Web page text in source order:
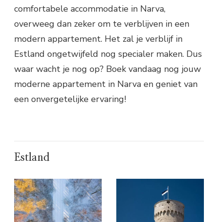
comfortabele accommodatie in Narva,
overweeg dan zeker om te verblijven in een
modern appartement. Het zal je verblijf in
Estland ongetwijfeld nog specialer maken. Dus
waar wacht je nog op? Boek vandaag nog jouw
moderne appartement in Narva en geniet van
een onvergetelijke ervaring!
Estland